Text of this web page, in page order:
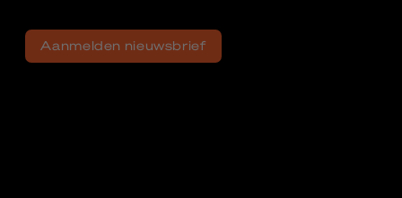
Aanmelden nieuwsbrief